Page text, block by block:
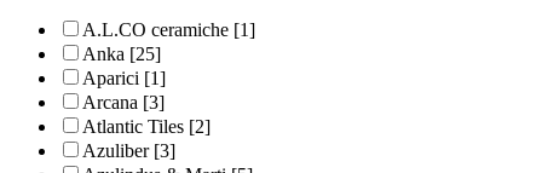
A.L.CO ceramiche [1]
Anka [25]
Aparici [1]
Arcana [3]
Atlantic Tiles [2]
Azuliber[3]